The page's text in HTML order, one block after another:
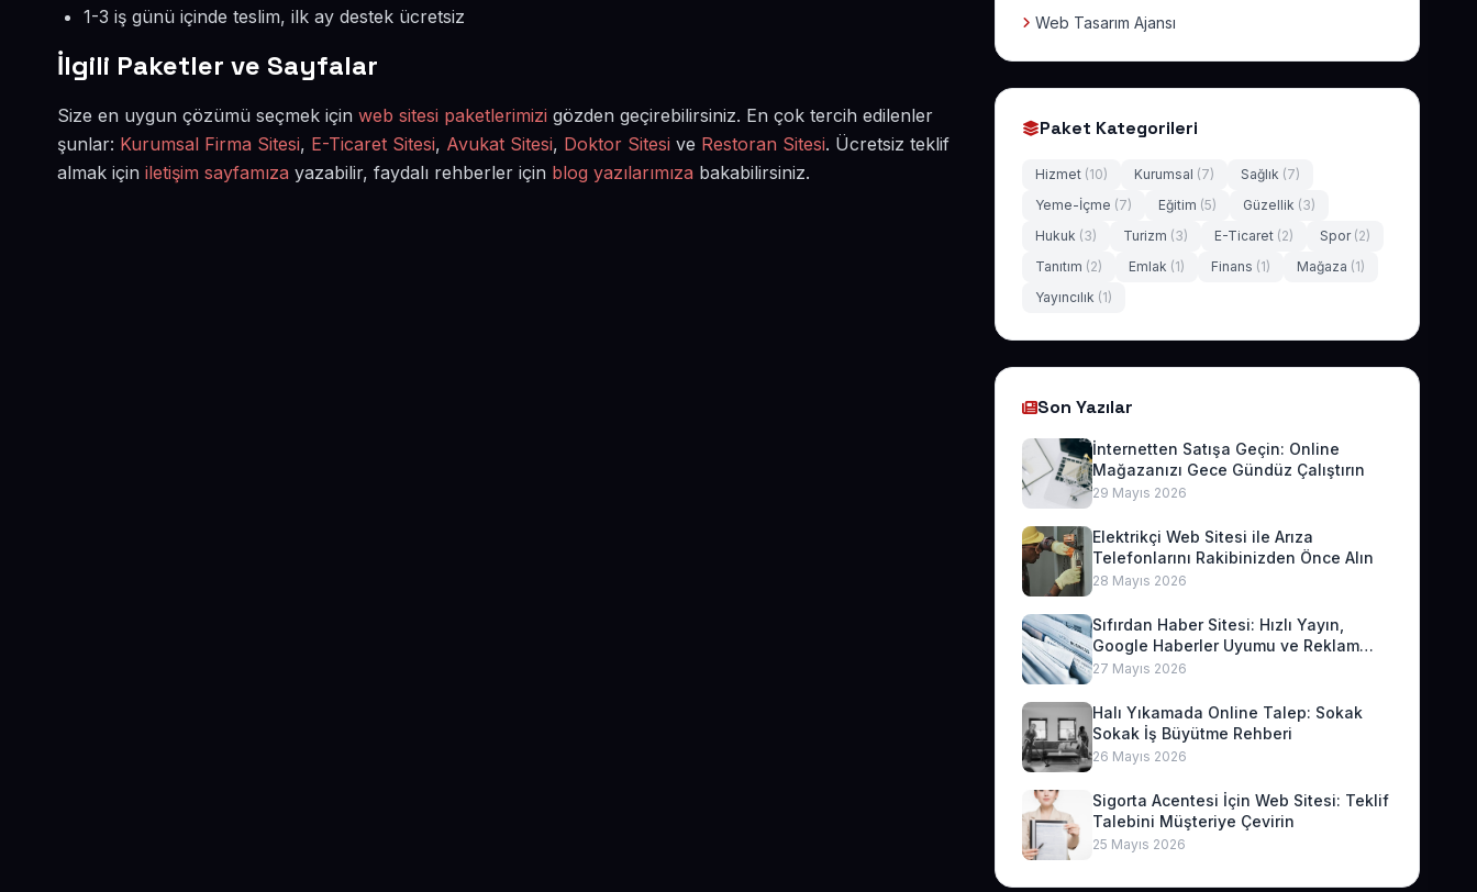
1-3 iş günü içinde teslim, ilk ay destek ücretsiz
İlgili Paketler ve Sayfalar
Size en uygun çözümü seçmek için web sitesi paketlerimizi gözden geçirebilirsiniz. En çok tercih edilenler
şunlar: Kurumsal Firma Sitesi, E-Ticaret Sitesi, Avukat Sitesi, Doktor Sitesi ve Restoran Sitesi. Ücretsiz teklif
almak için iletişim sayfamıza yazabilir, faydalı rehberler için blog yazılarımıza bakabilirsiniz.
Web Tasarım Ajansı
Paket Kategorileri
Hizmet (10) Kurumsal (7) Sağlık (7)
Yeme-İçme (7) Eğitim (5) Güzellik (3)
Hukuk (3) Turizm (3) E-Ticaret (2) Spor (2)
Tanıtım (2) Emlak (1) Finans (1) Mağaza (1)
Yayıncılık (1)
Son Yazılar
İnternetten Satışa Geçin: Online
Mağazanızı Gece Gündüz Çalıştırın
29 Mayıs 2026
Elektrikçi Web Sitesi ile Arıza
Telefonlarını Rakibinizden Önce Alın
28 Mayıs 2026
Sıfırdan Haber Sitesi: Hızlı Yayın,
Google Haberler Uyumu ve Reklam
Geliri
27 Mayıs 2026
Halı Yıkamada Online Talep: Sokak
Sokak İş Büyütme Rehberi
26 Mayıs 2026
Sigorta Acentesi İçin Web Sitesi: Teklif
Talebini Müşteriye Çevirin
25 Mayıs 2026